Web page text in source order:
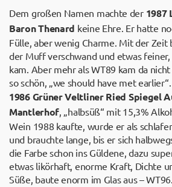
Dem großen Namen machte der 1987
Baron Thenard keine Ehre. Er hatte
Fülle, aber wenig Charme. Mit der Zeit
der Muff verschwand und etwas feiner,
kam. Aber mehr als WT89 kam da
so schön, „we should have met
1986 Grüner Veltliner Ried Spiegel
Mantlerhof, „halbsüß“ mit 15,3%
Wein 1988 kaufte, wurde er als
und brauchte lange, bis er sich
die Farbe schon ins Güldene, dazu
etwas likörhaft, enorme Kraft, Dichte
Süße, baute enorm im Glas aus –